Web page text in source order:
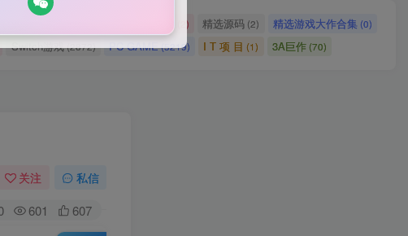
(2) 精选源码 (2) 精选游戏大作合集 (0)
Switch游戏(2872) PC GAME(5219) I T 项 目 (1) 3A巨作(70)
关注 私信
601 607